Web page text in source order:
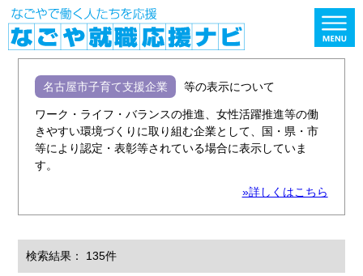
名古屋市子育て支援企業 等の表示について
ワーク・ライフ・バランスの推進、女性活躍推進等の働
きやすい環境づくりに取り組む企業として、国・県・市
等により認定・表彰等されている場合に表示していま
す。
»詳しくはこちら
検索結果： 135件